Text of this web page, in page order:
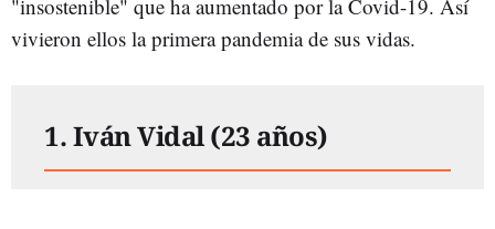
"insostenible" que ha aumentado por la Covid-19. Así
vivieron ellos la primera pandemia de sus vidas.
1. Iván Vidal (23 años)